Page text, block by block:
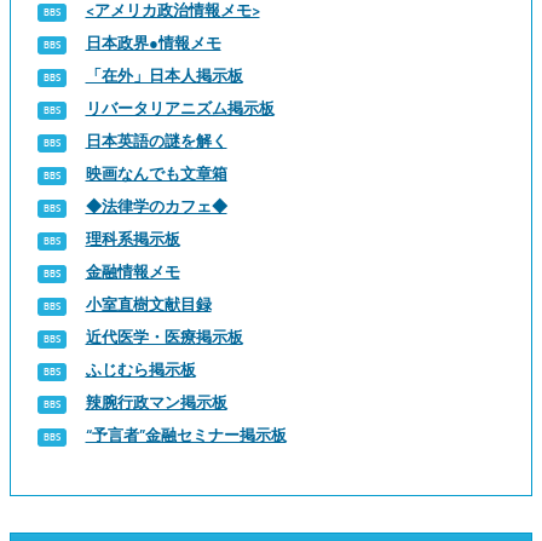
<アメリカ政治情報メモ>
日本政界●情報メモ
「在外」日本人掲示板
リバータリアニズム掲示板
日本英語の謎を解く
映画なんでも文章箱
◆法律学のカフェ◆
理科系掲示板
金融情報メモ
小室直樹文献目録
近代医学・医療掲示板
ふじむら掲示板
辣腕行政マン掲示板
“予言者”金融セミナー掲示板